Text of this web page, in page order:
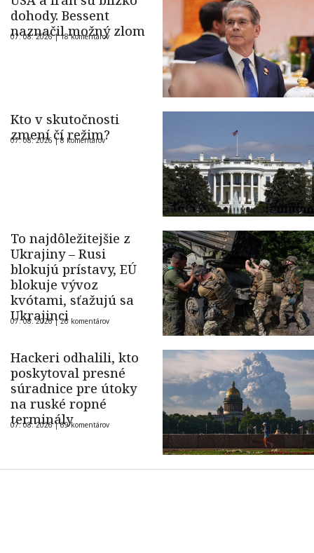
dohody. Bessent
naznačil možný zlom
07. 08. 2026 |18 komentárov
Kto v skutočnosti
zmení čí režim?
07. 08. 2026 |8 komentárov
To najdôležitejšie z
Ukrajiny – Rusi
blokujú prístavy, EÚ
blokuje vývoz
kvótami, sťažujú sa
Ukrajinci
07. 08. 2026 |26 komentárov
Hackeri odhalili, kto
poskytoval presné
súradnice pre útoky
na ruské ropné
terminály
07. 08. 2026 |69 komentárov